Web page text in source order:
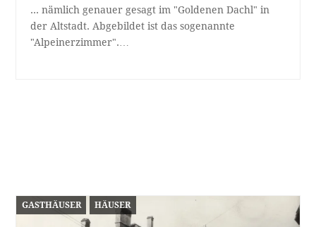
... nämlich genauer gesagt im "Goldenen Dachl" in
der Altstadt. Abgebildet ist das sogenannte
"Alpeinerzimmer".…
GASTHÄUSER HÄUSER